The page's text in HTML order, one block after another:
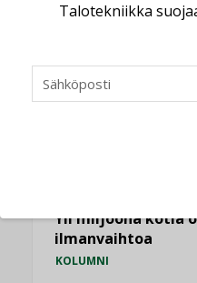
NÄKÖKULMIA
Puheista tekoihin
käyttöön
Yli miljoona kotia
ilmanvaihtoa
KOLUMNI
Talotekniikka